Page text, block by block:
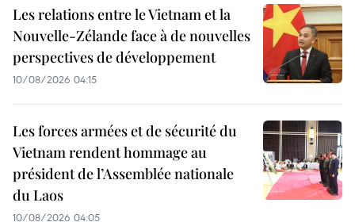
Les relations entre le Vietnam et la
Nouvelle-Zélande face à de nouvelles
perspectives de développement
10/08/2026 04:15
Les forces armées et de sécurité du
Vietnam rendent hommage au
président de l’Assemblée nationale
du Laos
10/08/2026 04:05